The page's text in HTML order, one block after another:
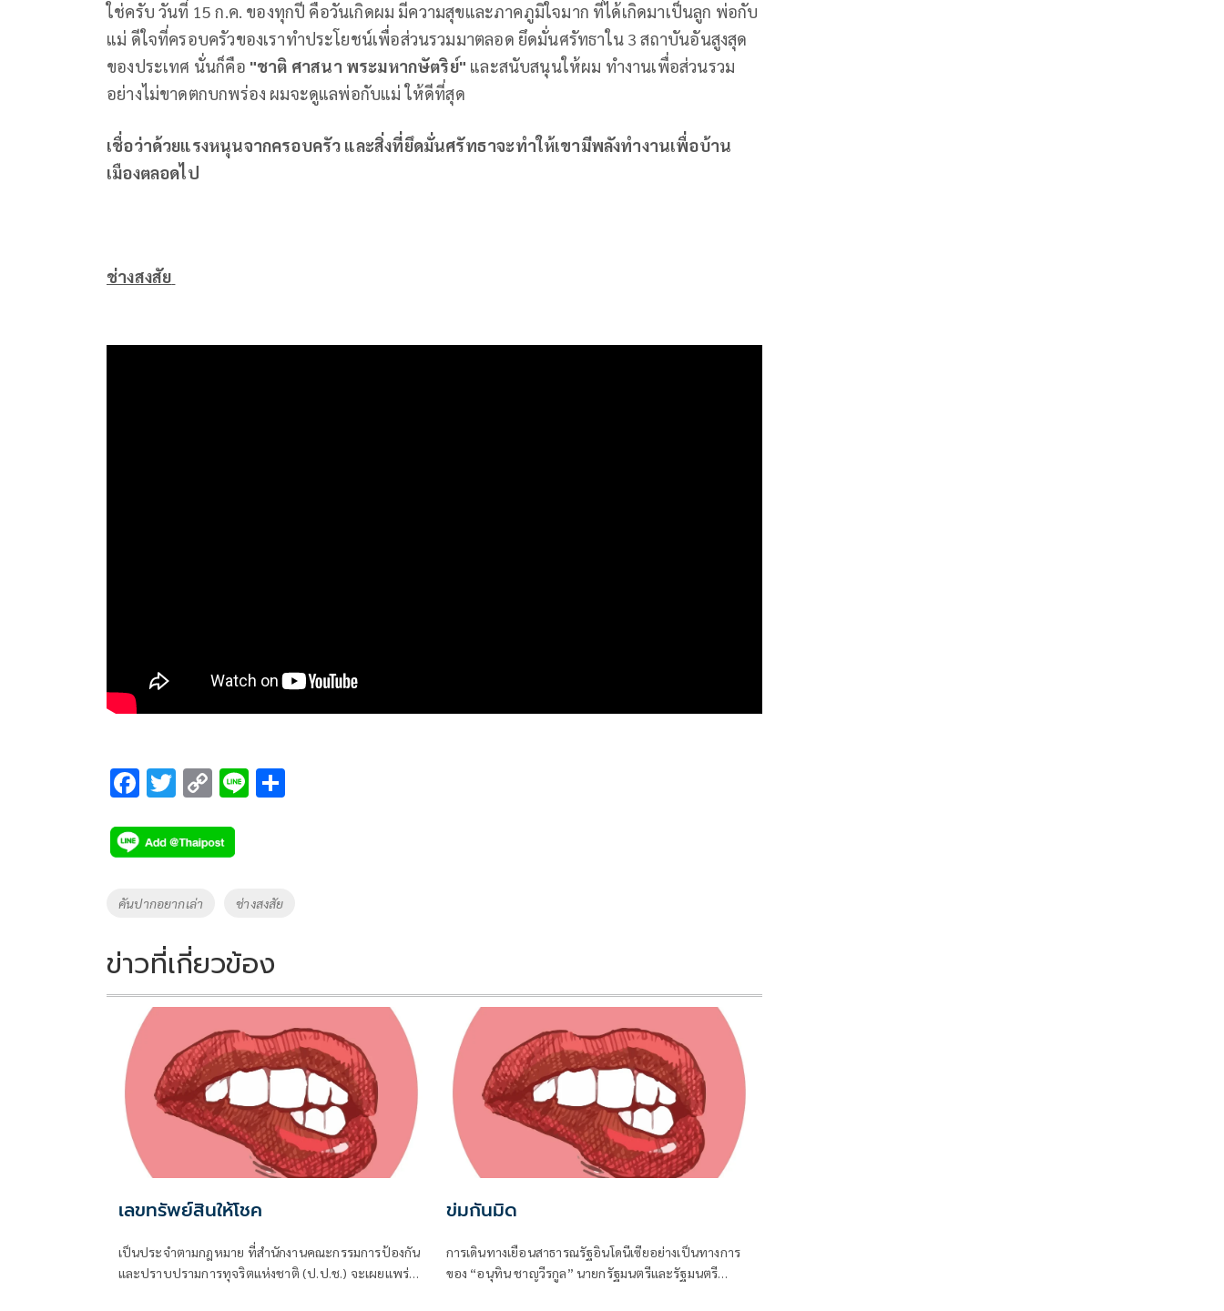
ใช่ครับ วันที่ 15 ก.ค. ของทุกปี คือวันเกิดผม มีความสุขและภาคภูมิใจมาก ที่ได้เกิดมาเป็นลูก พ่อกับ
แม่ ดีใจที่ครอบครัวของเราทำประโยชน์เพื่อส่วนรวมมาตลอด ยึดมั่นศรัทธาใน 3 สถาบันอันสูงสุด
ของประเทศ นั่นก็คือ "ชาติ ศาสนา พระมหากษัตริย์" และสนับสนุนให้ผม ทำงานเพื่อส่วนรวม
อย่างไม่ขาดตกบกพร่อง ผมจะดูแลพ่อกับแม่ ให้ดีที่สุด
เชื่อว่าด้วยแรงหนุนจากครอบครัว และสิ่งที่ยึดมั่นศรัทธาจะทำให้เขามีพลังทำงานเพื่อบ้าน
เมืองตลอดไป
ช่างสงสัย
F
e
b
o
k
T
tt
er
C
p
y
Li
k
Li
Tags
คันปากอยากเล่า ช่างสงสัย
ข่าวที่เกี่ยวข้อง
เลขทรัพย์สินให้โชค
เป็นประจำตามกฎหมาย ที่สำนักงานคณะกรรมการป้องกัน
และปราบปรามการทุจริตแห่งชาติ (ป.ป.ช.) จะเผยแพร่
ข่มกันมิด
การเดินทางเยือนสาธารณรัฐอินโดนีเซียอย่างเป็นทางการ
ของ “อนุทิน ชาญวีรกูล” นายกรัฐมนตรีและรัฐมนตรี